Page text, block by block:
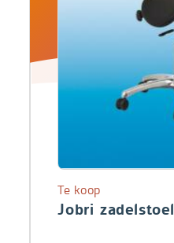
Jobri zadelstoel
Te koop